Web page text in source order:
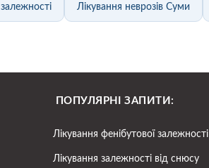
Лікування неврозів Суми
ПОПУЛЯРНІ ЗАПИТИ:
Лікування фенібутової залежності
Лікування залежності від снюсу